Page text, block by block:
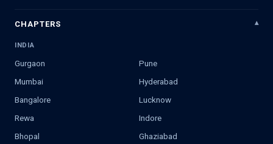
CHAPTERS
INDIA
Gurgaon
Pune
Mumbai
Hyderabad
Bangalore
Lucknow
Rewa
Indore
Bhopal
Ghaziabad